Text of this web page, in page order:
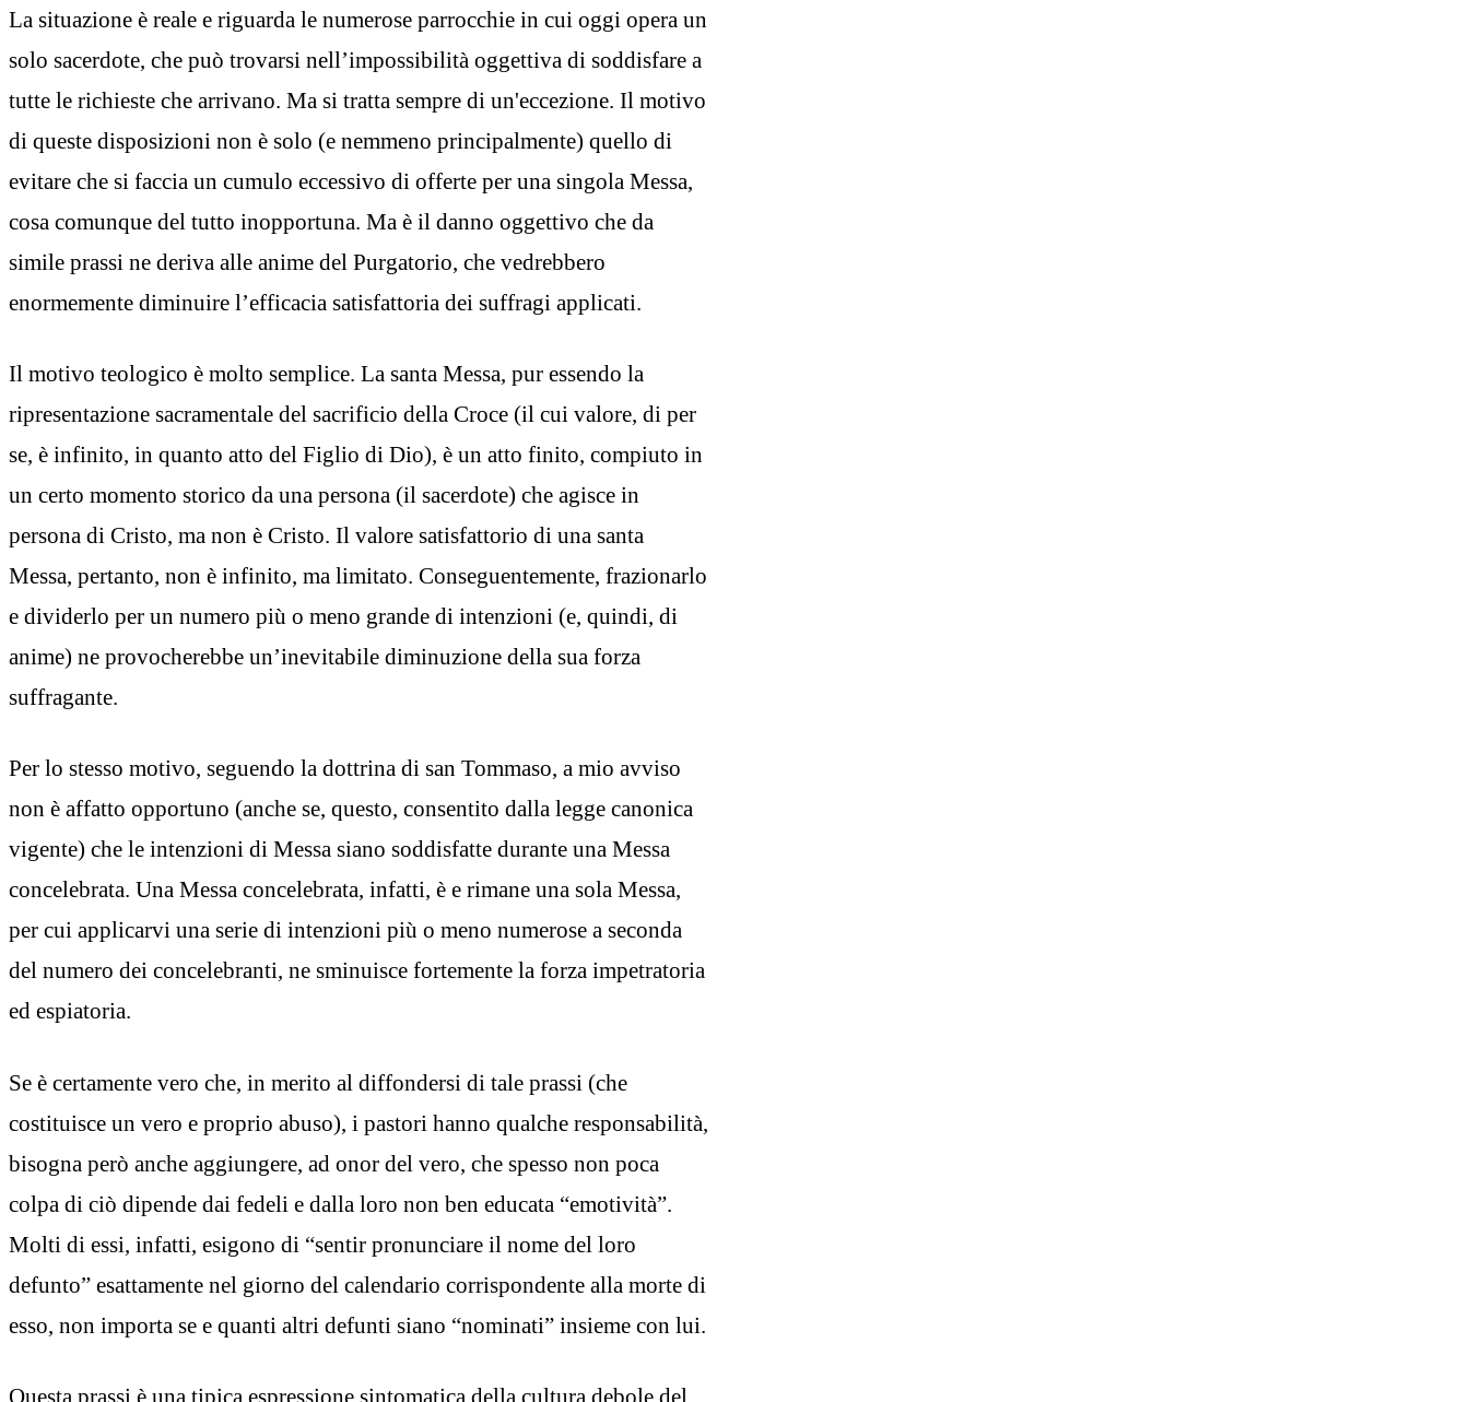
La situazione è reale e riguarda le numerose parrocchie in cui oggi opera un
solo sacerdote, che può trovarsi nell’impossibilità oggettiva di soddisfare a
tutte le richieste che arrivano. Ma si tratta sempre di un'eccezione. Il motivo
di queste disposizioni non è solo (e nemmeno principalmente) quello di
evitare che si faccia un cumulo eccessivo di offerte per una singola Messa,
cosa comunque del tutto inopportuna. Ma è il danno oggettivo che da
simile prassi ne deriva alle anime del Purgatorio, che vedrebbero
enormemente diminuire l’efficacia satisfattoria dei suffragi applicati.
Il motivo teologico è molto semplice. La santa Messa, pur essendo la
ripresentazione sacramentale del sacrificio della Croce (il cui valore, di per
se, è infinito, in quanto atto del Figlio di Dio), è un atto finito, compiuto in
un certo momento storico da una persona (il sacerdote) che agisce in
persona di Cristo, ma non è Cristo. Il valore satisfattorio di una santa
Messa, pertanto, non è infinito, ma limitato. Conseguentemente, frazionarlo
e dividerlo per un numero più o meno grande di intenzioni (e, quindi, di
anime) ne provocherebbe un’inevitabile diminuzione della sua forza
suffragante.
Per lo stesso motivo, seguendo la dottrina di san Tommaso, a mio avviso
non è affatto opportuno (anche se, questo, consentito dalla legge canonica
vigente) che le intenzioni di Messa siano soddisfatte durante una Messa
concelebrata. Una Messa concelebrata, infatti, è e rimane una sola Messa,
per cui applicarvi una serie di intenzioni più o meno numerose a seconda
del numero dei concelebranti, ne sminuisce fortemente la forza impetratoria
ed espiatoria.
Se è certamente vero che, in merito al diffondersi di tale prassi (che
costituisce un vero e proprio abuso), i pastori hanno qualche responsabilità,
bisogna però anche aggiungere, ad onor del vero, che spesso non poca
colpa di ciò dipende dai fedeli e dalla loro non ben educata “emotività”.
Molti di essi, infatti, esigono di “sentir pronunciare il nome del loro
defunto” esattamente nel giorno del calendario corrispondente alla morte di
esso, non importa se e quanti altri defunti siano “nominati” insieme con lui.
Questa prassi è una tipica espressione sintomatica della cultura debole del